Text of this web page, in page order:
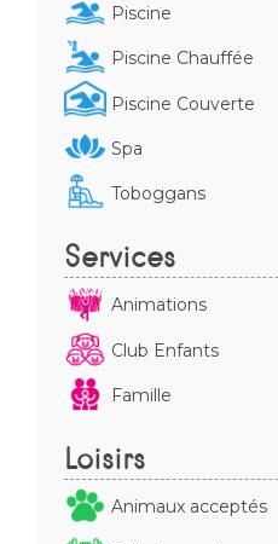
Piscine
Piscine Chauffée
Piscine Couverte
Spa
Toboggans
Services
Animations
Club Enfants
Famille
Loisirs
Animaux acceptés